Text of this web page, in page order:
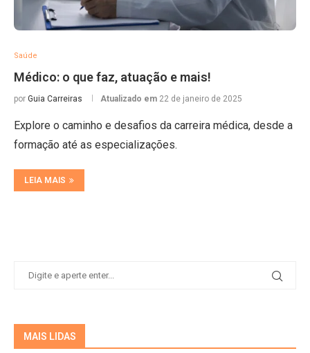
Saúde
Médico: o que faz, atuação e mais!
por Guia Carreiras Atualizado em 22 de janeiro de 2025
Explore o caminho e desafios da carreira médica, desde a
formação até as especializações.
LEIA MAIS
MAIS LIDAS